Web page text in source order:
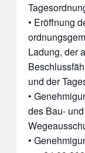
• Eröffnung
Ladung, der
und der
•
des Bau- und
•